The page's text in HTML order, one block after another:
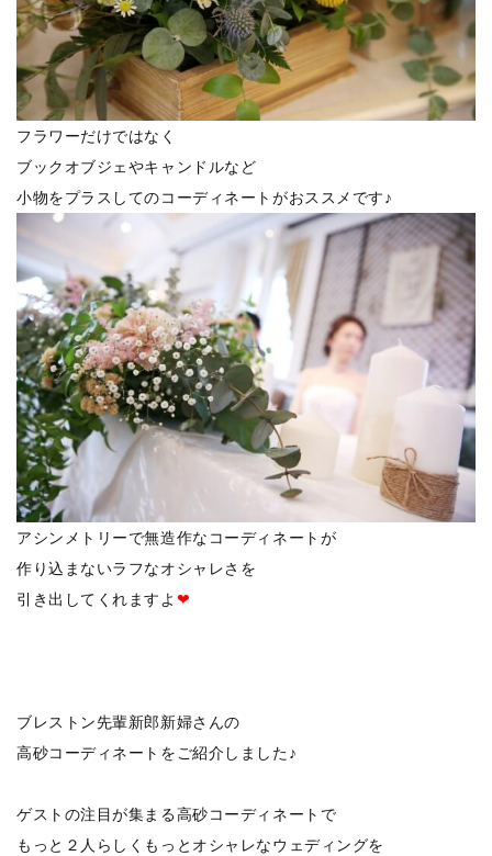
フラワーだけではなく
ブックオブジェやキャンドルなど
小物をプラスしてのコーディネートがおススメです♪
アシンメトリーで無造作なコーディネートが
作り込まないラフなオシャレさを
引き出してくれますよ ❤
ブレストン先輩新郎新婦さんの
高砂コーディネートをご紹介しました♪
ゲストの注目が集まる高砂コーディネートで
もっと２人らしくもっとオシャレなウェディングを